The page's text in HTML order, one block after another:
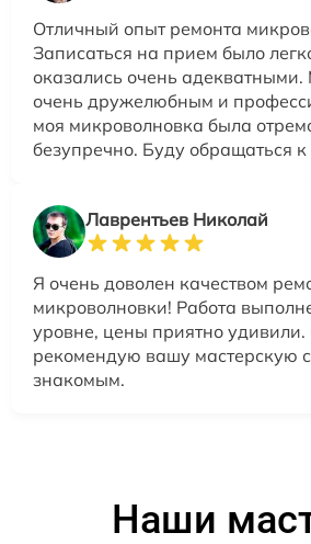
Отличный опыт ремонта
Записаться на прием было
оказались очень адекватными.
очень дружелюбным и
моя микроволновка была
безупречно. Буду обращаться
Лаврентьев Николай
Я очень доволен качеством
микроволновки! Работа
уровне, цены приятно удивили.
рекомендую вашу мастерскую
знакомым.
Наши